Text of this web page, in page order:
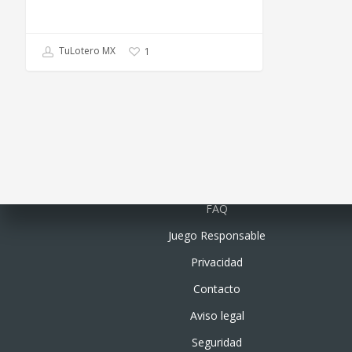
TuLotero MX 1
FAQ
Juego Responsable
Privacidad
Contacto
Aviso legal
Seguridad